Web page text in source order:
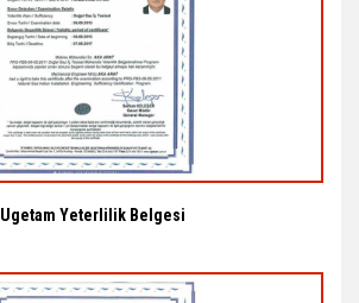
Ugetam Yeterlilik Belgesi